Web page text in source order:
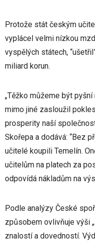
Protože stát českým
vyplácel velmi nízkou
vyspělých státech,
miliard korun.
„Těžko můžeme být
mimo jiné zasloužil
prosperity naší
Skořepa a dodává: “Bez
učitelé koupili Temelín.
učitelům na platech za
odpovídá nákladům na
Podle analýzy České
způsobem ovlivňuje výši
znalostí a dovedností.